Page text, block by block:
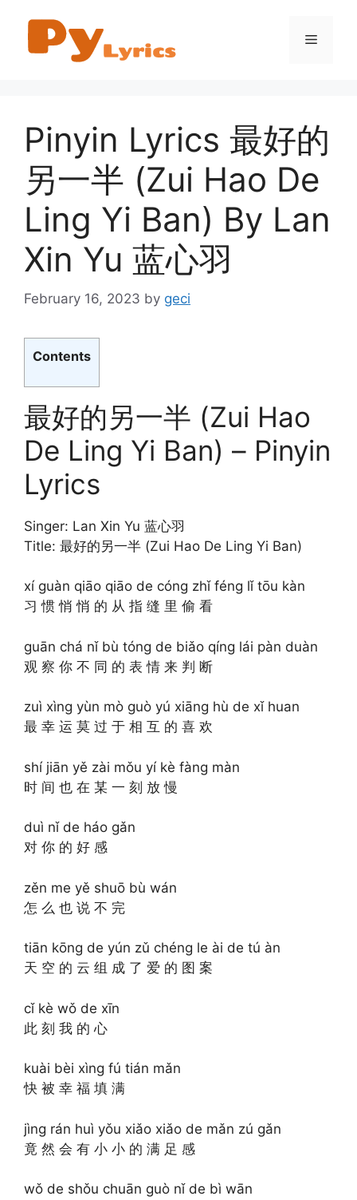
content
Menu
Pinyin Lyrics 最好的
另一半 (Zui Hao De
Ling Yi Ban) By Lan
Xin Yu 蓝心羽
February 16, 2023 by geci
Contents
最好的另一半 (Zui Hao
De Ling Yi Ban) – Pinyin
Lyrics
Singer: Lan Xin Yu 蓝心羽
Title: 最好的另一半 (Zui Hao De Ling Yi Ban)
xí guàn qiāo qiāo de cóng zhǐ féng lǐ tōu kàn
习 惯 悄 悄 的 从 指 缝 里 偷 看
guān chá nǐ bù tóng de biǎo qíng lái pàn duàn
观 察 你 不 同 的 表 情 来 判 断
zuì xìng yùn mò guò yú xiāng hù de xǐ huan
最 幸 运 莫 过 于 相 互 的 喜 欢
shí jiān yě zài mǒu yí kè fàng màn
时 间 也 在 某 一 刻 放 慢
duì nǐ de háo gǎn
对 你 的 好 感
zěn me yě shuō bù wán
怎 么 也 说 不 完
tiān kōng de yún zǔ chéng le ài de tú àn
天 空 的 云 组 成 了 爱 的 图 案
cǐ kè wǒ de xīn
此 刻 我 的 心
kuài bèi xìng fú tián mǎn
快 被 幸 福 填 满
jìng rán huì yǒu xiǎo xiǎo de mǎn zú gǎn
竟 然 会 有 小 小 的 满 足 感
wǒ de shǒu chuān guò nǐ de bì wān